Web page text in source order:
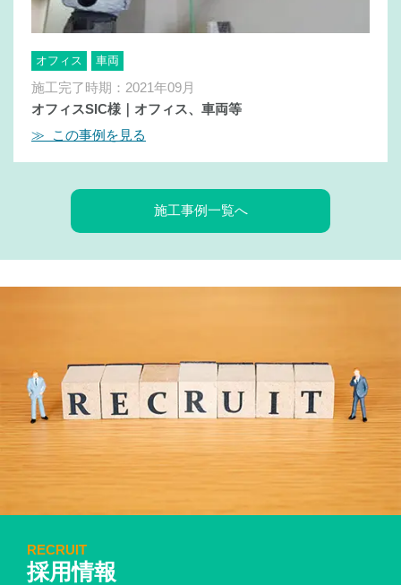
オフィス 車両
施工完了時期：2021年09月
オフィスSIC様｜オフィス、車両等
≫ この事例を見る
施工事例一覧へ
RECRUIT
採用情報